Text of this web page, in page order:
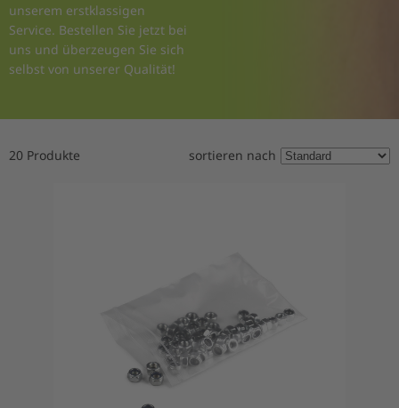
unserem erstklassigen
Service. Bestellen Sie jetzt bei
uns und überzeugen Sie sich
selbst von unserer Qualität!
20 Produkte sortieren nach